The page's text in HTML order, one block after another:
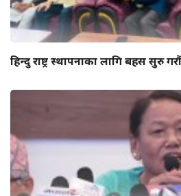
हिन्दु राष्ट्र स्थापनाका लागि बहस सुरु गरौँ